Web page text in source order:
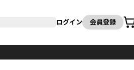
ログイン 会員登録
カート